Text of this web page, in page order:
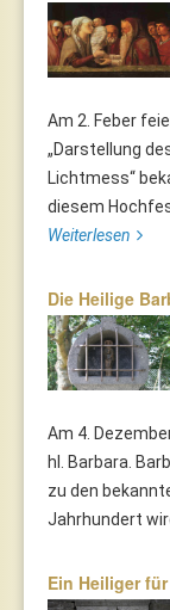
Am 2. Feber
„Darstellung
Lichtmess“
diesem
Weiterlesen
Die Heilige
Am 4.
hl. Barbara.
zu den
Jahrhundert
Ein Heiliger